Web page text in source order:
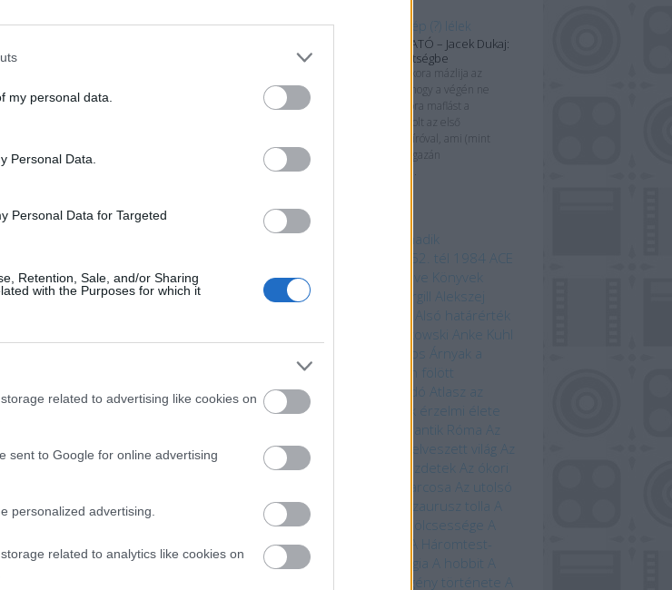
my personal data.
Personal Data.
Personal Data for Targeted
Retention, Sale, and/or Sharing
with the Purposes for which it
related to advertising like cookies on
sent to Google for online advertising
personalized advertising.
related to analytics like cookies on
Gép testben ép (?) lélek
KÖNYVBEMUTATÓ – Jacek Dukaj:
Érkezés a sötétségbe
„Nem lehet akkora mázlija az
emberiségnek, hogy a végén ne
kapjunk egy jókora maflást a
pofánkba.” Ez volt az első
találkozásom az íróval, ami (mint
utólag kiderült) igazán
emlékezetesre...
Címkék
100 beszédes tárgy a Harmadik
1152. tél 1984 ACE
Gamebooks
Agave Könyvek
Akkord Kiadó
Alastair Fothergill
Alekszej
Alsó határérték
Andrzej Sapkowski Anke Kuhl
Árnyak a
sötétben Árnyék Innsmouth fölött
asztrofizika
Athenaeum Kiadó
Atlasz az
óceánokról
Az állatok érzelmi élete
Az antik Róma Az
Avatar világa
Az elveszett világ Az
emberiség története – A kezdetek Az ókori
Az országút harcosa Az utolsó
kívánság Az út vége A dinoszaurusz tolla A
fák titkos élete
A farkasok bölcsessége
A
földi idegenek
A Háromtest-
probléma
A háromtest-trilógia A hobbit A
A képregény története
A